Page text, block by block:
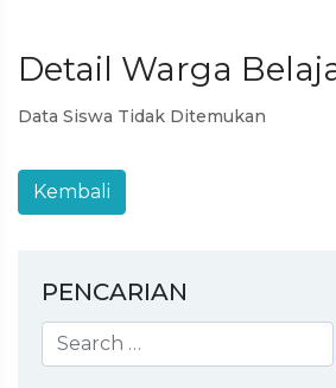
Detail Warga
Data Siswa Tidak Ditemukan
PENCARIAN